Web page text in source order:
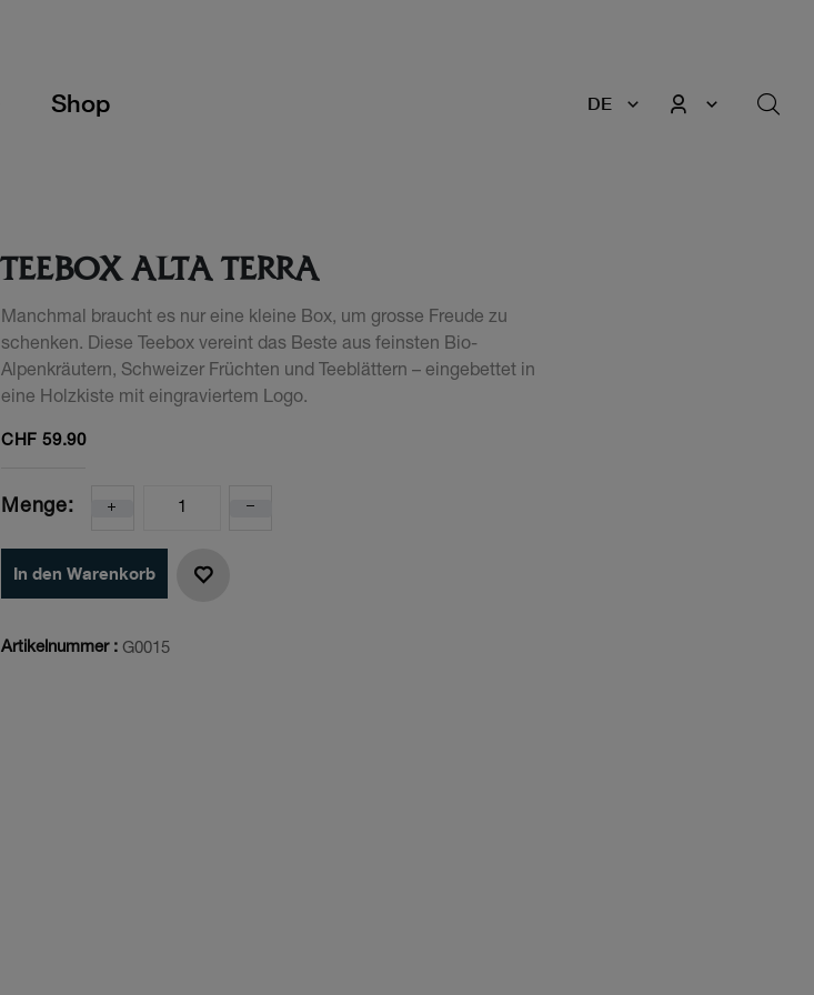
Shop DE
TEEBOX ALTA TERRA
Manchmal braucht es nur eine kleine Box, um grosse Freude zu
schenken. Diese Teebox vereint das Beste aus feinsten Bio-
Alpenkräutern, Schweizer Früchten und Teeblättern – eingebettet in
eine Holzkiste mit eingraviertem Logo.
CHF59.90
Menge:
In den Warenkorb
Artikelnummer : G0015